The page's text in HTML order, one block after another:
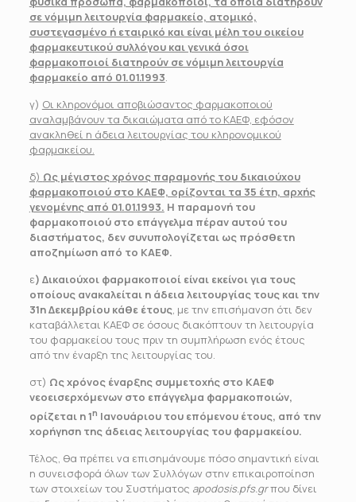
σε νόμιμη λειτουργία φαρμακείο, ατομικό,
συστεγασμένο ή εταιρικό και είναι μέλη του οικείου
φαρμακευτικού συλλόγου και γενικά όσοι
φαρμακοποιοί διατηρούν σε νόμιμη λειτουργία
φαρμακείο από 01.01.1993.
γ) Οι κληρονόμοι αποβιώσαντος φαρμακοποιού
αναλαμβάνουν τα δικαιώματα από το ΚΑΕΦ, εφόσον
ανακληθεί η άδεια λειτουργίας του κληρονομικού
φαρμακείου.
δ) Ως μέγιστος χρόνος παραμονής του δικαιούχου
φαρμακοποιού στο ΚΑΕΦ, ορίζονται τα 35 έτη, αρχής
γενομένης από 01.01.1993. Η παραμονή του
φαρμακοποιού στο επάγγελμα πέραν αυτού του
διαστήματος, δεν συνυπολογίζεται ως πρόσθετη
αποζημίωση από το ΚΑΕΦ.
ε) Δικαιούχοι φαρμακοποιοί είναι εκείνοι για τους
οποίους ανακαλείται η άδεια λειτουργίας τους και την
31η Δεκεμβρίου κάθε έτους, με την επισήμανση ότι δεν
καταβάλλεται ΚΑΕΦ σε όσους διακόπτουν τη λειτουργία
του φαρμακείου τους πριν τη συμπλήρωση ενός έτους
από την έναρξη της λειτουργίας του.
στ) Ως χρόνος έναρξης συμμετοχής στο ΚΑΕΦ
νεοεισερχόμενων στο επάγγελμα φαρμακοποιών,
ορίζεται η 1η Ιανουάριου του επόμενου έτους, από την
χορήγηση της άδειας λειτουργίας του φαρμακείου.
Τέλος, θα πρέπει να επισημάνουμε πόσο σημαντική είναι
η συνεισφορά όλων των Συλλόγων στην επικαιροποίηση
των στοιχείων του Συστήματος apodosis.pfs.grπου δίνει